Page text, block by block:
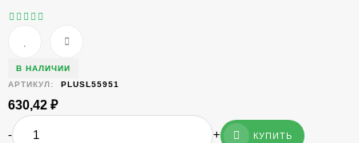
В НАЛИЧИИ
АРТИКУЛ:
PLUSL55951
630,42 ₽
- + КУПИТЬ